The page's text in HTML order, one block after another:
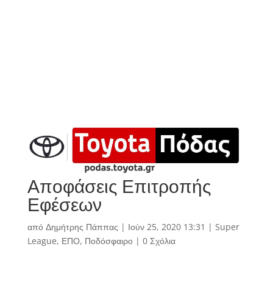
Αποφάσεις Επιτροπής
Εφέσεων
από Δημήτρης Πάππας | Ιούν 25, 2020 13:31 | Super
League, ΕΠΟ, Ποδόσφαιρο| 0 Σχόλια